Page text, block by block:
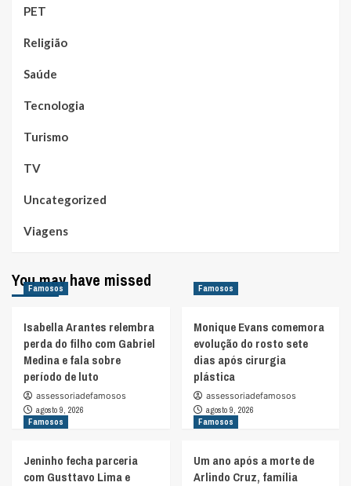
PET
Religião
Saúde
Tecnologia
Turismo
TV
Uncategorized
Viagens
You may have missed
Famosos
Isabella Arantes relembra
perda do filho com Gabriel
Medina e fala sobre
período de luto
assessoriadefamosos
agosto 9, 2026
Famosos
Monique Evans comemora
evolução do rosto sete
dias após cirurgia
plástica
assessoriadefamosos
agosto 9, 2026
Famosos
Jeninho fecha parceria
com Gusttavo Lima e
Famosos
Um ano após a morte de
Arlindo Cruz, família